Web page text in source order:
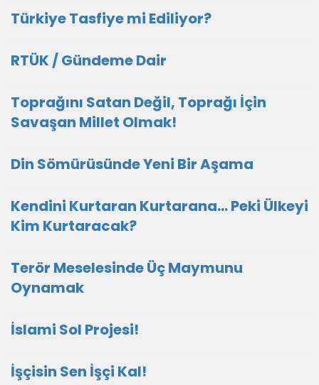
Türkiye Tasfiye mi Ediliyor?
RTÜK / Gündeme Dair
Toprağını Satan Değil, Toprağı İçin
Savaşan Millet Olmak!
Din Sömürüsünde Yeni Bir Aşama
Kendini Kurtaran Kurtarana… Peki Ülkeyi
Kim Kurtaracak?
Terör Meselesinde Üç Maymunu
Oynamak
İslami Sol Projesi!
İşçisin Sen İşçi Kal!